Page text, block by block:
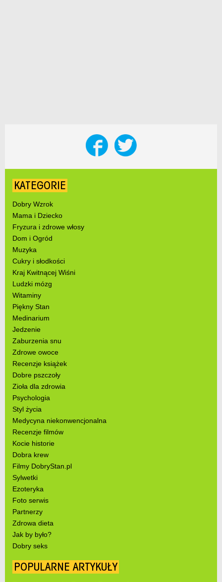
KATEGORIE
Dobry Wzrok
Mama i Dziecko
Fryzura i zdrowe włosy
Dom i Ogród
Muzyka
Cukry i słodkości
Kraj Kwitnącej Wiśni
Ludzki mózg
Witaminy
Piękny Stan
Medinarium
Jedzenie
Zaburzenia snu
Zdrowe owoce
Recenzje książek
Dobre pszczoły
Zioła dla zdrowia
Psychologia
Styl życia
Medycyna niekonwencjonalna
Recenzje filmów
Kocie historie
Dobra krew
Filmy DobryStan.pl
Sylwetki
Ezoteryka
Foto serwis
Partnerzy
Zdrowa dieta
Jak by było?
Dobry seks
POPULARNE ARTYKUŁY